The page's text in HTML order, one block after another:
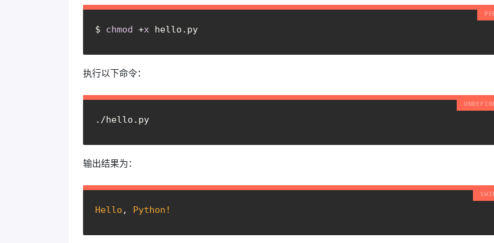
$ chmod +x hello.py
执行以下命令：
./hello.py
输出结果为：
Hello , Python!